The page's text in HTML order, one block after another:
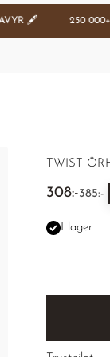
🖋️ 250 000+
TWIST
REA-pris
308:-Pris
385:-
I lager